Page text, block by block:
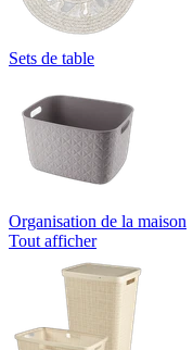
Sets de table
Organisation de la maison
Tout afficher